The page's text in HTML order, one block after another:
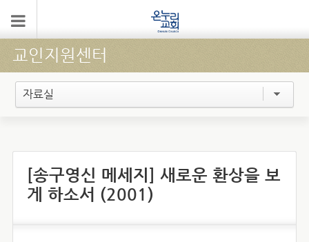
교인지원센터
자료실
[송구영신 메세지] 새로운 환상을 보
게 하소서 (2001)